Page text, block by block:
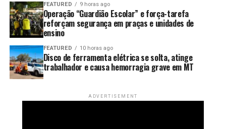
nova mistura obrigatória de 32% de etanol anidro na
gasolina comum (E32), determinada pelo CNPE por um
prazo de 180 dias. A ANP garante que a mudança não
altera a octanagem nem traz impactos ao desempenho
dos veículos.
Para permitir a queima de estoques antigos sem punição
imediata aos revendedores, foi fixado um cronograma de
FEATURED 9 horas ago
Operação “Guardião Escolar” e força-tarefa
reforçam segurança em praças e unidades de
ensino
FEATURED 10 horas ago
Disco de ferramenta elétrica se solta, atinge
trabalhador e causa hemorragia grave em MT
ADVERTISEMENT